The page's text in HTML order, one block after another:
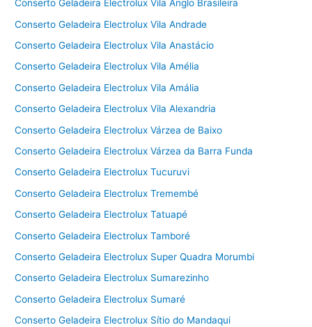
Conserto Geladeira Electrolux Vila Anglo Brasileira
Conserto Geladeira Electrolux Vila Andrade
Conserto Geladeira Electrolux Vila Anastácio
Conserto Geladeira Electrolux Vila Amélia
Conserto Geladeira Electrolux Vila Amália
Conserto Geladeira Electrolux Vila Alexandria
Conserto Geladeira Electrolux Várzea de Baixo
Conserto Geladeira Electrolux Várzea da Barra Funda
Conserto Geladeira Electrolux Tucuruvi
Conserto Geladeira Electrolux Tremembé
Conserto Geladeira Electrolux Tatuapé
Conserto Geladeira Electrolux Tamboré
Conserto Geladeira Electrolux Super Quadra Morumbi
Conserto Geladeira Electrolux Sumarezinho
Conserto Geladeira Electrolux Sumaré
Conserto Geladeira Electrolux Sítio do Mandaqui